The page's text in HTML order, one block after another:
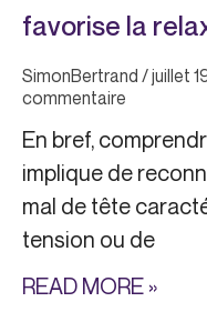
favorise la
SimonBertrand juillet
commentaire
En bref,
implique de
mal de tête
tension ou de
READ MORE »